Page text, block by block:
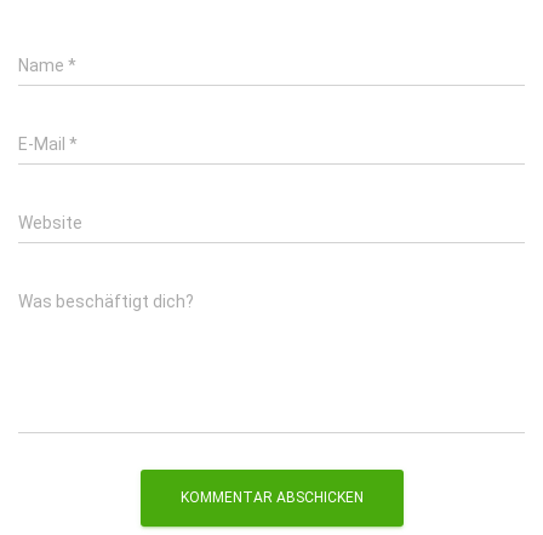
Name *
E-Mail *
Website
Was beschäftigt dich?